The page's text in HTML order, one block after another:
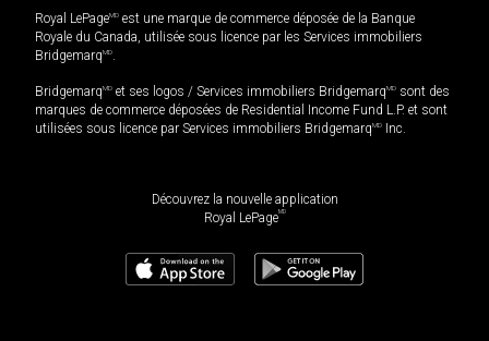
Royal LePageMD est une marque de commerce déposée de la Banque
Royale du Canada, utilisée sous licence par les Services immobiliers
BridgemarqMD.
BridgemarqMD et ses logos / Services immobiliers BridgemarqMD sont des
marques de commerce déposées de Residential Income Fund L.P. et sont
utilisées sous licence par Services immobiliers BridgemarqMD Inc.
Découvrez la nouvelle application
Royal LePageMD